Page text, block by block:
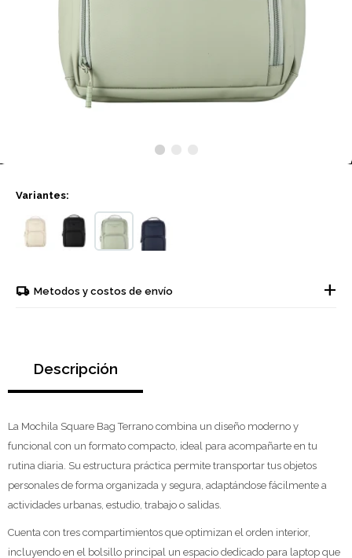
Variantes:
Metodos y costos de envío
Descripción
La Mochila Square Bag Terrano combina un diseño moderno y
funcional con un formato compacto, ideal para acompañarte en tu
rutina diaria. Su estructura práctica permite transportar tus objetos
personales de forma organizada y segura, adaptándose fácilmente a
actividades urbanas, estudio, trabajo o salidas.
Cuenta con tres compartimientos que optimizan el orden interior,
incluyendo en el bolsillo principal un espacio dedicado para laptop que